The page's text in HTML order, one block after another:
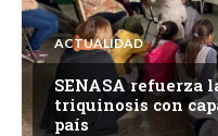
ACTUALIDAD
SENASA refuerza
triquinosis con
país